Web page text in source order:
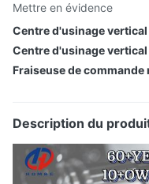
Mettre en évidence
Centre d'usinage vertical
Centre d'usinage
Fraiseuse de
Description du